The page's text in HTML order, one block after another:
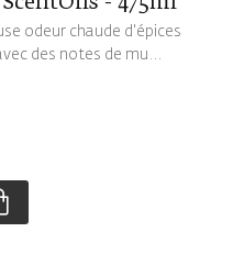
odeur chaude d'épices
des notes de mu...